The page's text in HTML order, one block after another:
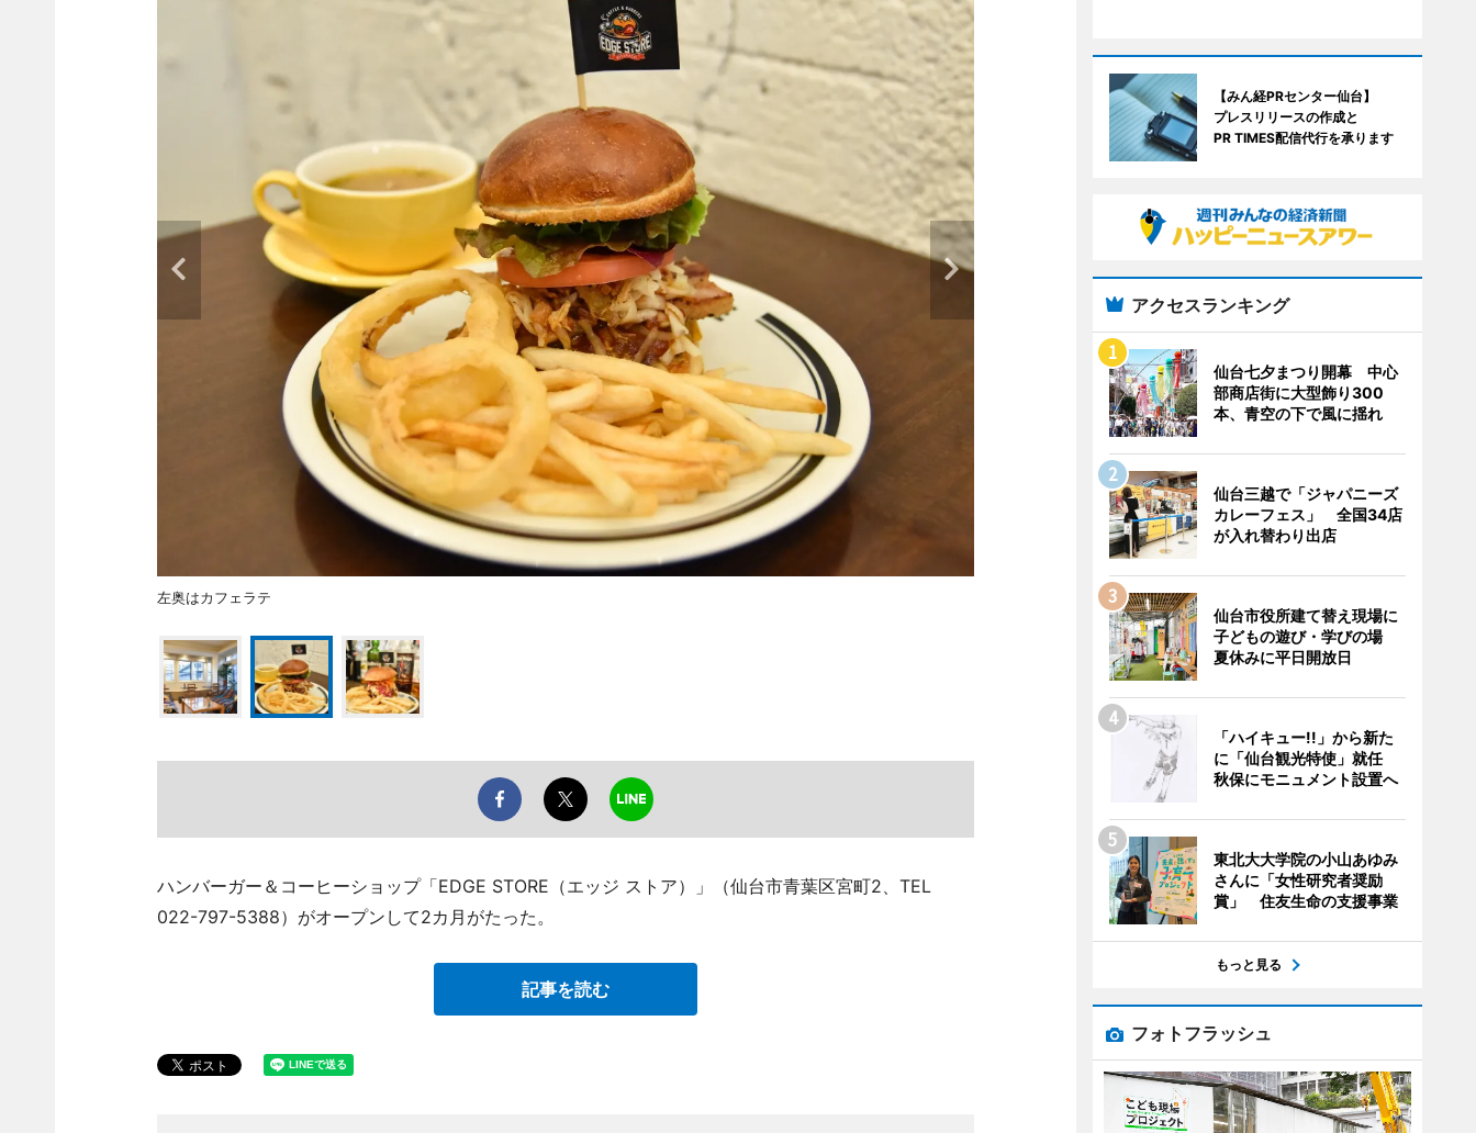
左奥はカフェラテ
ハンバーガー＆コーヒーショップ「EDGE STORE（エッジ ストア）」（仙台市青葉区宮町2、TEL
022-797-5388）がオープンして2カ月がたった。
記事を読む
【みん経PRセンター仙台】
プレスリリースの作成と
PR TIMES配信代行を承ります
アクセスランキング
仙台七夕まつり開幕 中心
部商店街に大型飾り300
本、青空の下で風に揺れ
仙台三越で「ジャパニーズ
カレーフェス」 全国34店
が入れ替わり出店
仙台市役所建て替え現場に
子どもの遊び・学びの場
夏休みに平日開放日
「ハイキュー!!」から新た
に「仙台観光特使」就任
秋保にモニュメント設置へ
東北大大学院の小山あゆみ
さんに「女性研究者奨励
賞」 住友生命の支援事業
もっと見る
フォトフラッシュ